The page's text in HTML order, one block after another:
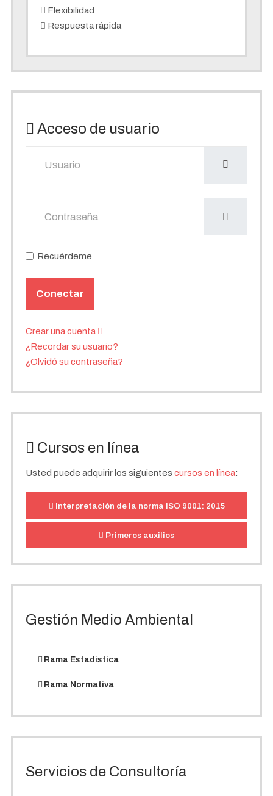
Flexibilidad
Respuesta rápida
Acceso de usuario
Recuérdeme
Conectar
Crear una cuenta
¿Recordar su usuario?
¿Olvidó su contraseña?
Cursos en línea
Usted puede adquirir los siguientes cursos en línea:
Interpretación de la norma ISO 9001: 2015
Primeros auxilios
Gestión Medio Ambiental
Rama Estadística
Rama Normativa
Servicios de Consultoría